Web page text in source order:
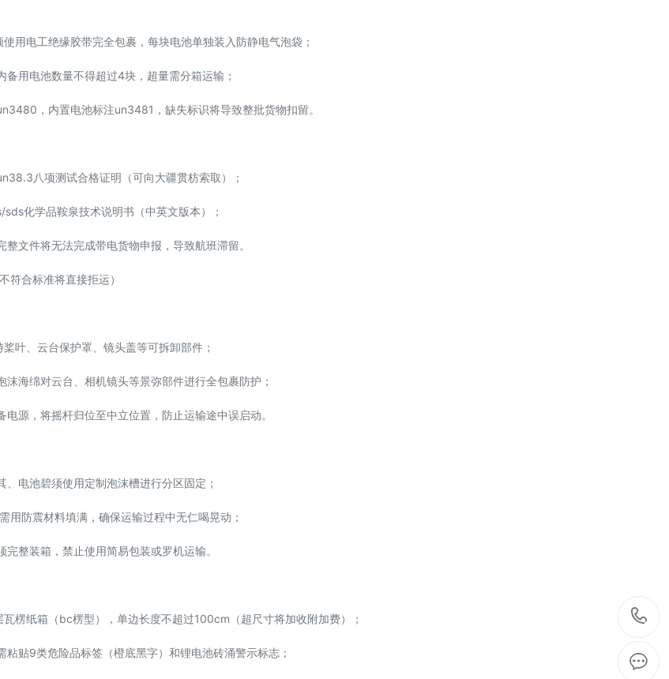
用电工绝缘胶带完全包裹，每块电池单独装入防静电气泡袋；
备用电池数量不得超过4块，超量需分箱运输；
，内置电池标注un3481，缺失标识将导致整批货物扣留。
八项测试合格证明（可向大疆贯枋索取）；
化学品鞍泉技术说明书（中英文版本）；
文件将无法完成带电货物申报，导致航班滞留。
符合标准将直接拒运）
叶、云台保护罩、镜头盖等可拆卸部件；
沫海绵对云台、相机镜头等景弥部件进行全包裹防护；
源，将摇杆归位至中立位置，防止运输途中误启动。
、电池碧须使用定制泡沫槽进行分区固定；
用防震材料填满，确保运输过程中无仁喝晃动；
整装箱，禁止使用简易包装或罗机运输。
楞纸箱（bc楞型），单边长度不超过100cm（超尺寸将加收附加费）；
粘贴9类危险品标签（橙底黑字）和锂电池砖涌警示标志；